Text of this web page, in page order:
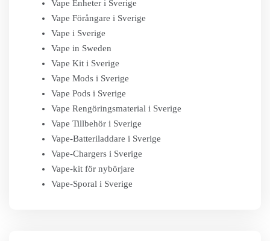
Vape Enheter i Sverige
Vape Förångare i Sverige
Vape i Sverige
Vape in Sweden
Vape Kit i Sverige
Vape Mods i Sverige
Vape Pods i Sverige
Vape Rengöringsmaterial i Sverige
Vape Tillbehör i Sverige
Vape-Batteriladdare i Sverige
Vape-Chargers i Sverige
Vape-kit för nybörjare
Vape-Sporal i Sverige